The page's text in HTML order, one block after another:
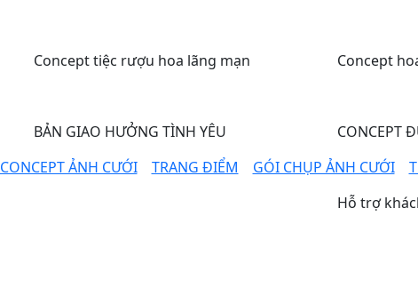
Concept tiệc rượu hoa lãng mạn Concept
BẢN GIAO HƯỞNG TÌNH YÊU CONCEPT
CONCEPT ẢNH CƯỚI TRANG ĐIỂM GÓI CHỤP ẢNH CƯỚI
Hỗ trợ